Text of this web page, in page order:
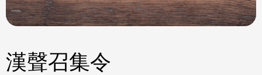
漢聲召集令